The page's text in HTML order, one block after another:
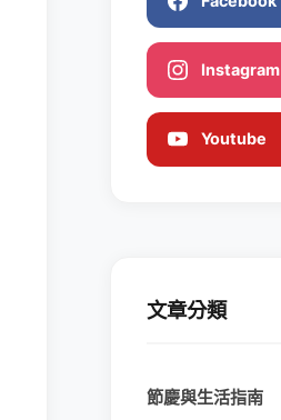
Instagram
Youtube
文章分類
節慶與生活指南